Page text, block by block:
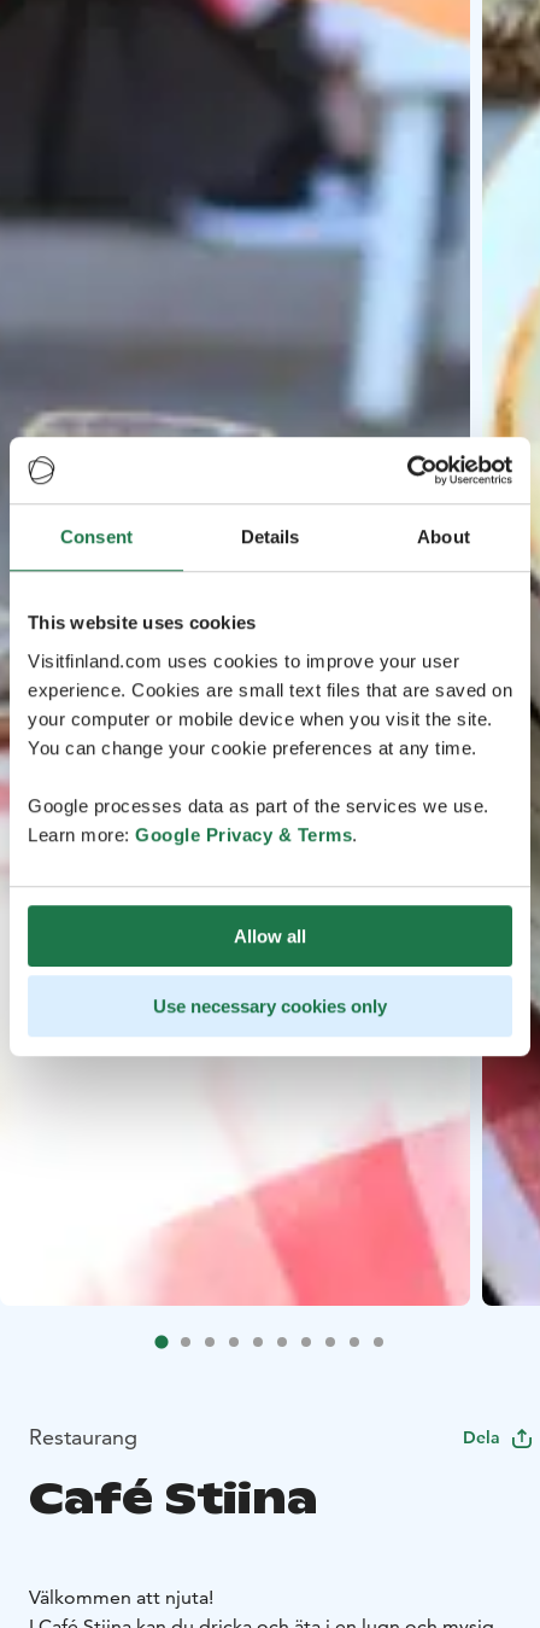
Consent Details About
This website uses cookies
Visitfinland.com uses cookies to improve your user
experience. Cookies are small text files that are saved on
your computer or mobile device when you visit the site.
You can change your cookie preferences at any time.
Google processes data as part of the services we use.
Learn more: Google Privacy & Terms.
Allow all
Use necessary cookies only
Restaurang Dela
Café Stiina
Välkommen att njuta!